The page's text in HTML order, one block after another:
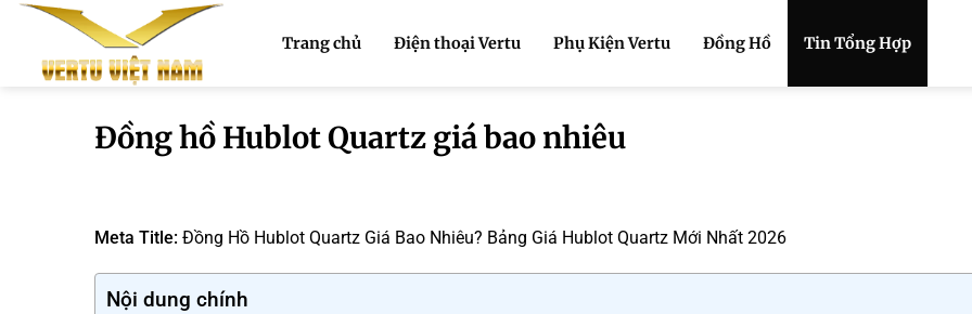
Trang chủ Điện thoại Vertu Phụ Kiện Vertu Đồng Hồ Tin Tổng Hợp
Đồng hồ Hublot Quartz giá bao nhiêu
Meta Title: Đồng Hồ Hublot Quartz Giá Bao Nhiêu? Bảng Giá Hublot Quartz Mới Nhất 2026
Nội dung chính